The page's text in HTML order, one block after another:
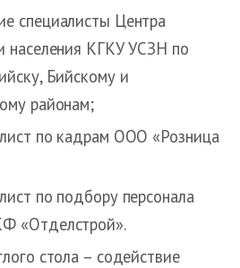
специалисты Центра
населения КГКУ УСЗН по
Бийскому и
районам;
по кадрам ООО «Розница
по подбору персонала
«Отделстрой».
стола – содействие